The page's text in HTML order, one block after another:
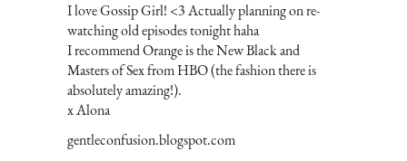
I love Gossip Girl! <3 Actually planning on re-
watching old episodes tonight haha
I recommend Orange is the New Black and
Masters of Sex from HBO (the fashion there is
absolutely amazing!).
x Alona
gentleconfusion.blogspot.com